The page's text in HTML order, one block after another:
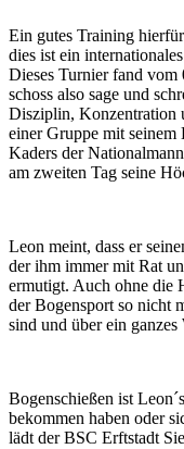
Ein gutes Training
dies ist ein
Dieses Turnier fand vom
schoss also sage und
Disziplin, Konzentration
einer Gruppe mit
Kaders der
am zweiten Tag seine
Leon meint, dass er
der ihm immer mit Rat
ermutigt. Auch ohne die
der Bogensport so nicht
sind und über ein ganzes
Bogenschießen ist
bekommen haben oder
lädt der BSC Erftstadt